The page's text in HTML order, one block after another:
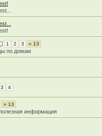
1 2 3 » 13
по домам
3 4
» 13
информация